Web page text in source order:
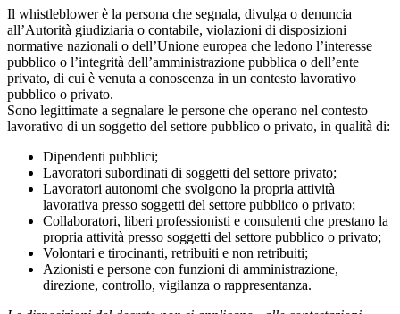
Il whistleblower è la persona che segnala, divulga o denuncia
all’Autorità giudiziaria o contabile, violazioni di disposizioni
normative nazionali o dell’Unione europea che ledono l’interesse
pubblico o l’integrità dell’amministrazione pubblica o dell’ente
privato, di cui è venuta a conoscenza in un contesto lavorativo
pubblico o privato.
Sono legittimate a segnalare le persone che operano nel contesto
lavorativo di un soggetto del settore pubblico o privato, in qualità di:
Dipendenti pubblici;
Lavoratori subordinati di soggetti del settore privato;
Lavoratori autonomi che svolgono la propria attività
lavorativa presso soggetti del settore pubblico o privato;
Collaboratori, liberi professionisti e consulenti che prestano la
propria attività presso soggetti del settore pubblico o privato;
Volontari e tirocinanti, retribuiti e non retribuiti;
Azionisti e persone con funzioni di amministrazione,
direzione, controllo, vigilanza o rappresentanza.